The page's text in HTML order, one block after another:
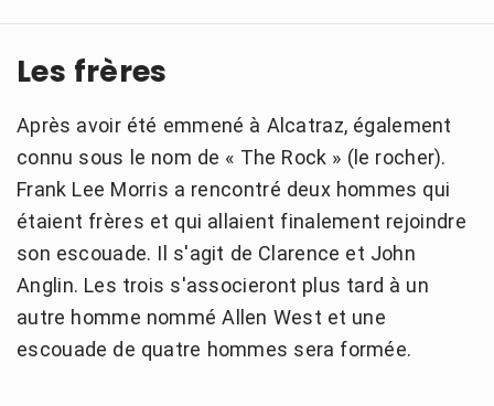
Les frères
Après avoir été emmené à Alcatraz, également
connu sous le nom de « The Rock » (le rocher).
Frank Lee Morris a rencontré deux hommes qui
étaient frères et qui allaient finalement rejoindre
son escouade. Il s'agit de Clarence et John
Anglin. Les trois s'associeront plus tard à un
autre homme nommé Allen West et une
escouade de quatre hommes sera formée.